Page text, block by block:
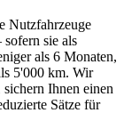
Nutzfahrzeuge
sie als
als 6 Monaten,
5'000 km. Wir
Ihnen einen
Sätze für